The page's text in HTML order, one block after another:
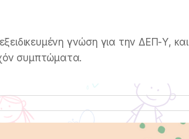
γνώση για την ΔΕΠ-Υ, και
συμπτώματα.